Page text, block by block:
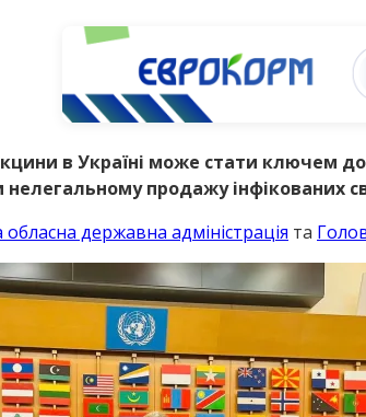
в Україні може стати ключем
нелегальному продажу інфікованих
державна адміністрація та